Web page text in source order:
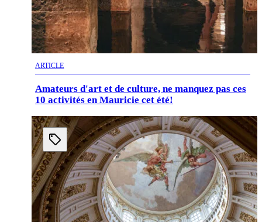
ARTICLE
Amateurs d'art et de culture, ne manquez pas ces
10 activités en Mauricie cet été!